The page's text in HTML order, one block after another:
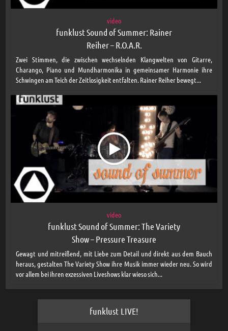
video
funklust Sound of Summer: Rainer
Reiher – R.O.A.R.
Zwei Stimmen, die zwischen wechselnden Klangwelten von Gitarre,
Charango, Piano und Mundharmonika in gemeinsamer Harmonie ihre
Schwingen am Teich der Zeitlosigkeit entfalten. Rainer Reiher bewegt...
video
funklust Sound of Summer: The Variety
Show – Pressure Treasure
Gewagt und mitreißend, mit Liebe zum Detail und direkt aus dem Bauch
heraus, gestalten The Variety Show ihre Musik immer wieder neu. So wird
vor allem bei ihren exzessiven Liveshows klar wieso sich...
funklust LIVE!